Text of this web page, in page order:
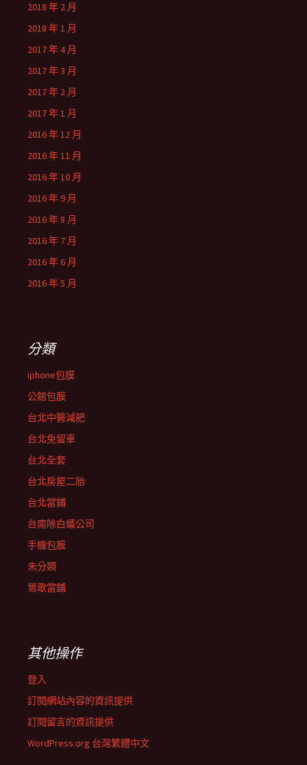
2018 年 2 月
2018 年 1 月
2017 年 4 月
2017 年 3 月
2017 年 2 月
2017 年 1 月
2016 年 12 月
2016 年 11 月
2016 年 10 月
2016 年 9 月
2016 年 8 月
2016 年 7 月
2016 年 6 月
2016 年 5 月
分類
iphone包膜
公館包膜
台北中醫減肥
台北免留車
台北全套
台北房屋二胎
台北當鋪
台南除白蟻公司
手機包膜
未分類
鶯歌當舖
其他操作
登入
訂閱網站內容的資訊提供
訂閱留言的資訊提供
WordPress.org 台灣繁體中文